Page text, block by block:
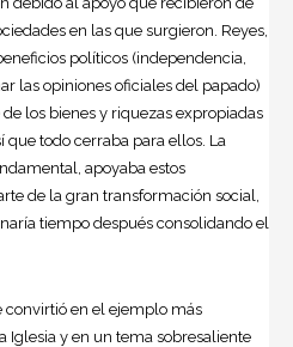
en las que surgieron. Reyes,
políticos (independencia,
las opiniones oficiales del papado)
los bienes y riquezas expropiadas
todo cerraba para ellos. La
apoyaba estos
de la gran transformación social,
tiempo después consolidando el
convirtió en el ejemplo más
Iglesia y en un tema sobresaliente